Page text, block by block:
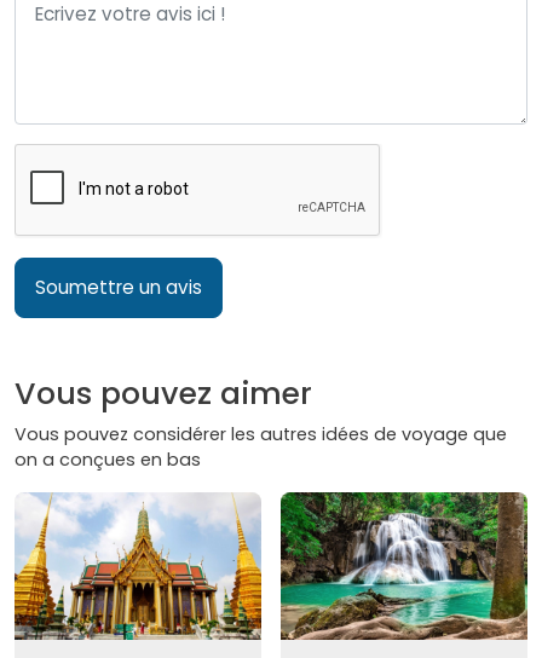
Soumettre un avis
Vous pouvez aimer
Vous pouvez considérer les autres idées de voyage que
on a conçues en bas